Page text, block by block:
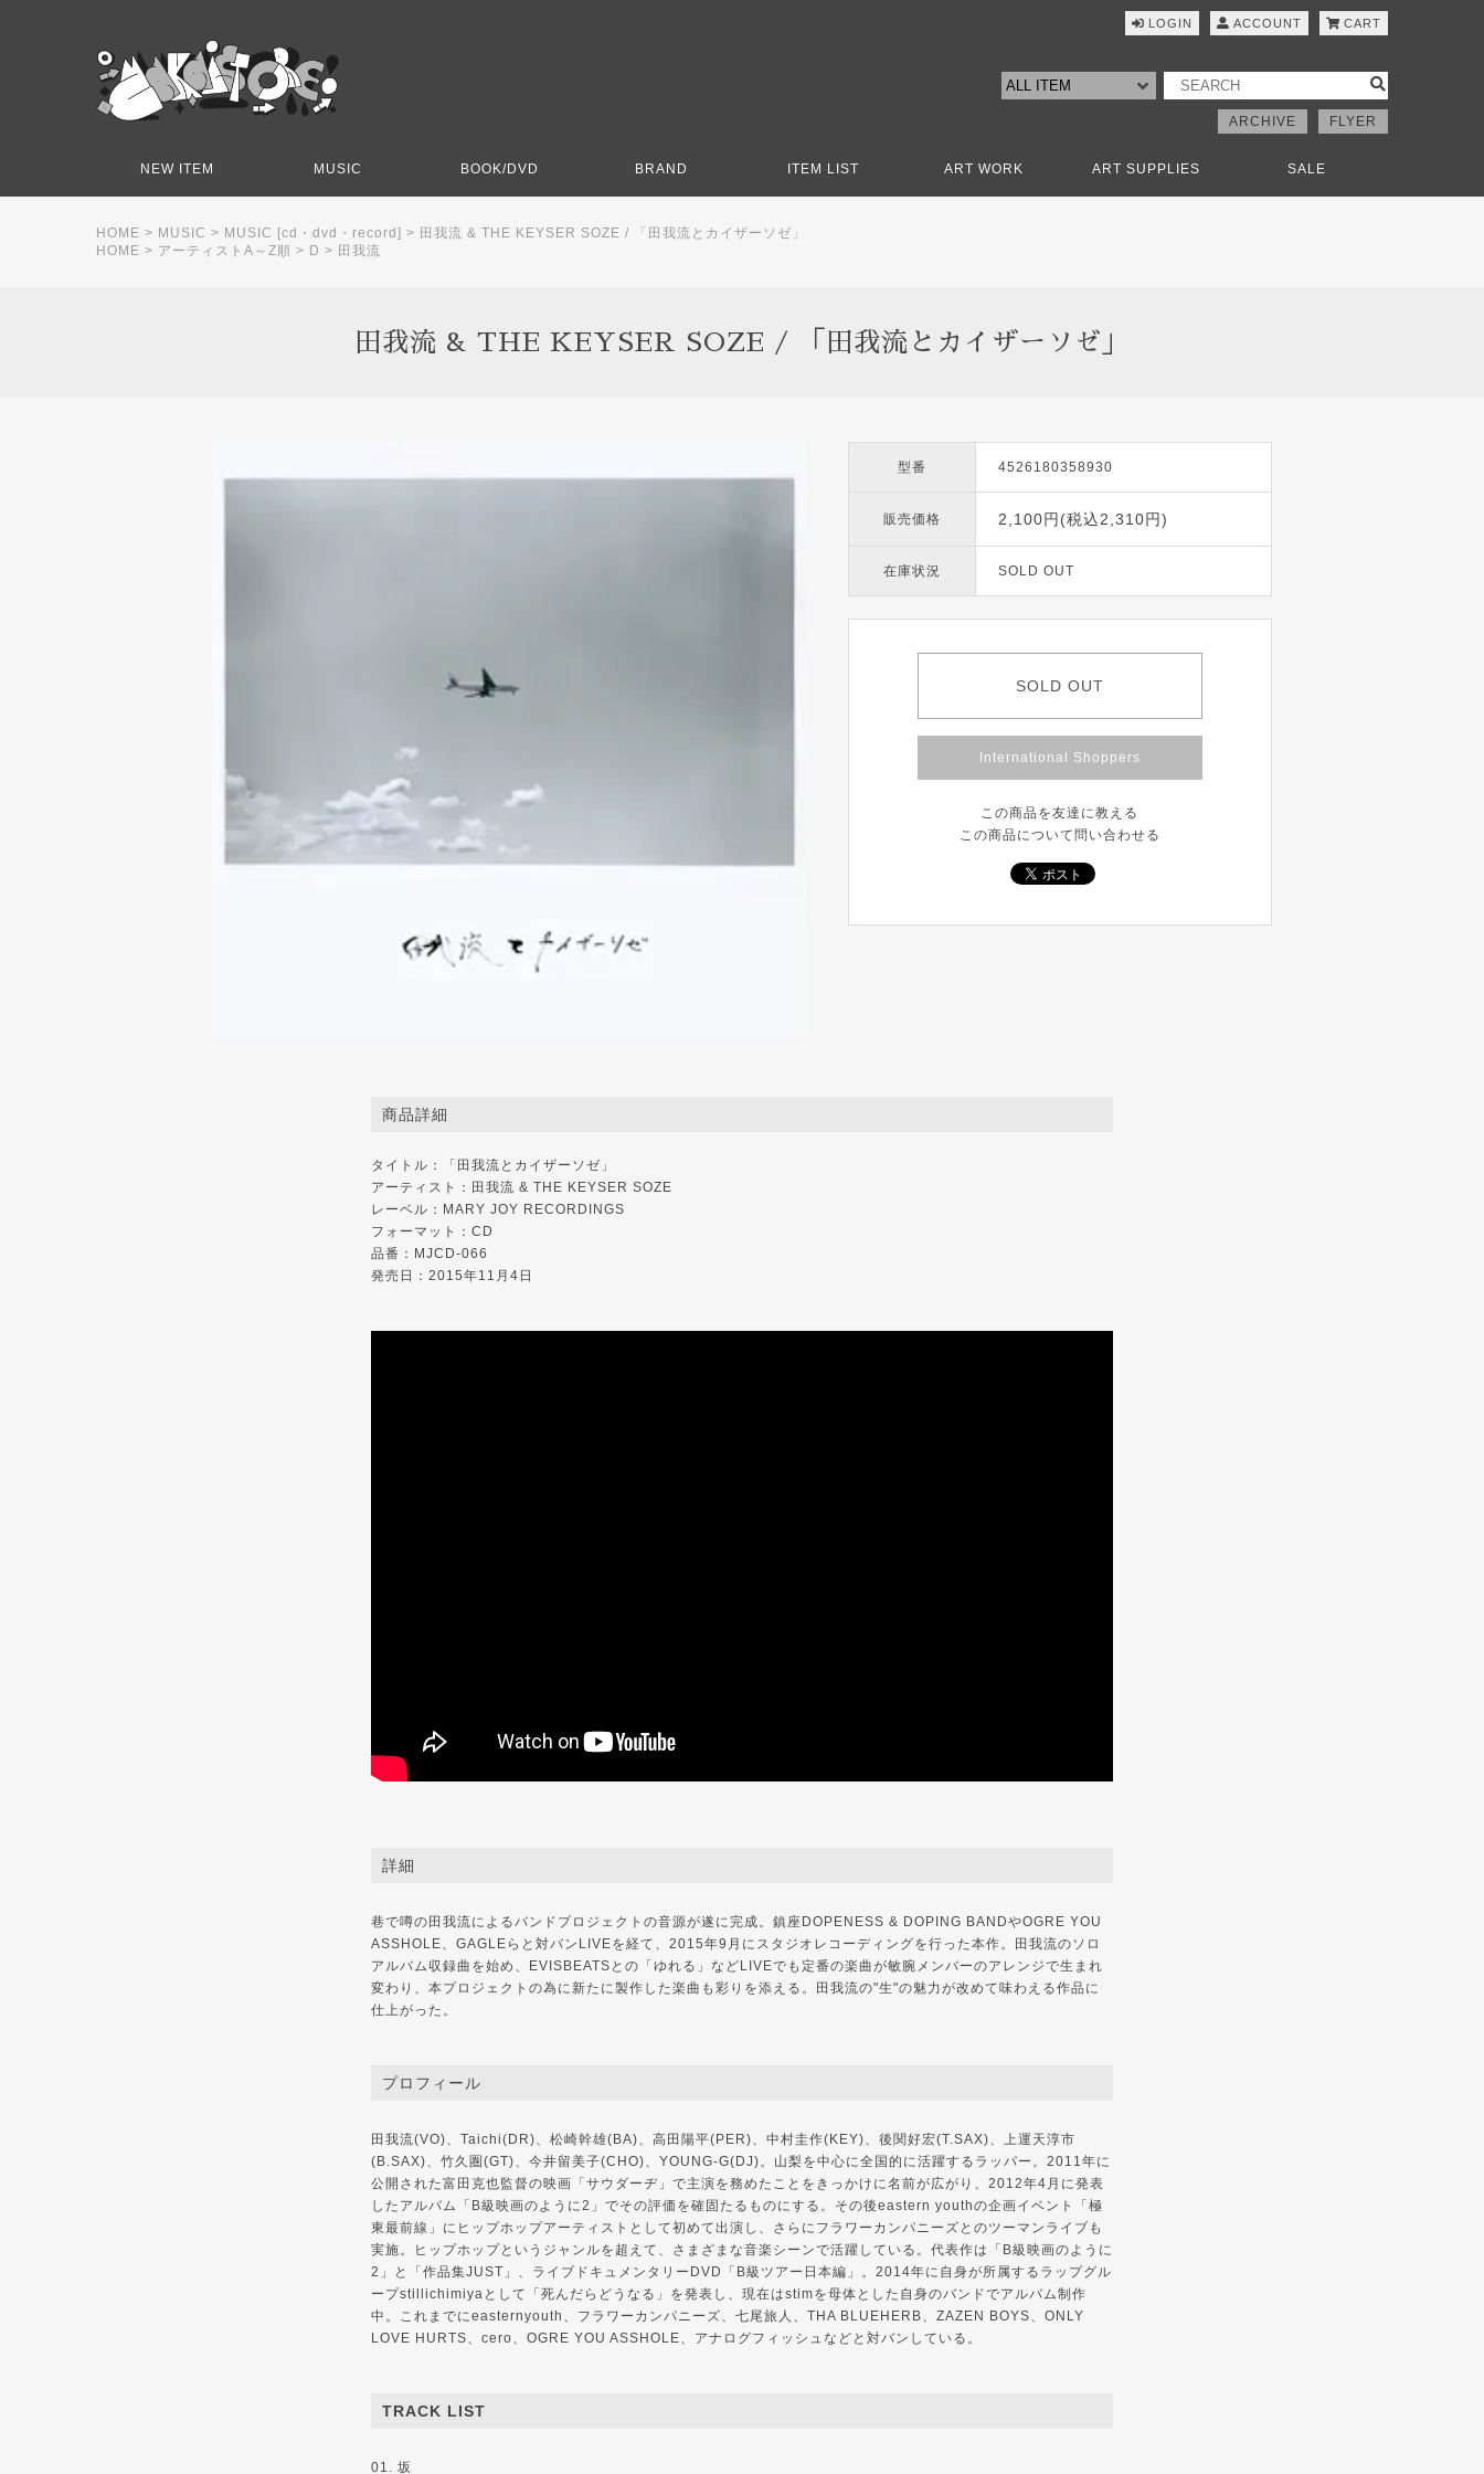
LOGIN ACCOUNT CART
ARCHIVE FLYER
NEW ITEM MUSIC BOOK/DVD BRAND ITEM LIST ART WORK ART SUPPLIES SALE
HOME > MUSIC > MUSIC [cd・dvd・record] > 田我流 & THE KEYSER SOZE / 「田我流とカイザーソゼ」
HOME > アーティストA～Z順 > D > 田我流
田我流 & THE KEYSER SOZE / 「田我流とカイザーソゼ」
商品詳細
タイトル：「田我流とカイザーソゼ」
アーティスト：田我流 & THE KEYSER SOZE
レーベル： MARY JOY RECORDINGS
フォーマット：CD
品番：MJCD-066
発売日：2015年11月4日
詳細
巷で噂の田我流によるバンドプロジェクトの音源が遂に完成。鎮座DOPENESS & DOPING BANDやOGRE YOU
ASSHOLE、GAGLEらと対バンLIVEを経て、2015年9月にスタジオレコーディングを行った本作。田我流のソロ
アルバム収録曲を始め、EVISBEATSとの「ゆれる」などLIVEでも定番の楽曲が敏腕メンバーのアレンジで生まれ
変わり、本プロジェクトの為に新たに製作した楽曲も彩りを添える。田我流の"生"の魅力が改めて味わえる作品に
仕上がった。
プロフィール
田我流(VO)、Taichi(DR)、松崎幹雄(BA)、高田陽平(PER)、中村圭作(KEY)、後関好宏(T.SAX)、上運天淳市
(B.SAX)、竹久圏(GT)、今井留美子(CHO)、YOUNG-G(DJ)。山梨を中心に全国的に活躍するラッパー。2011年に
公開された富田克也監督の映画「サウダーヂ」で主演を務めたことをきっかけに名前が広がり、2012年4月に発表
したアルバム「B級映画のように2」でその評価を確固たるものにする。その後eastern youthの企画イベント「極
東最前線」にヒップホップアーティストとして初めて出演し、さらにフラワーカンパニーズとのツーマンライブも
実施。ヒップホップというジャンルを超えて、さまざまな音楽シーンで活躍している。代表作は「B級映画のように
2」と「作品集JUST」、ライブドキュメンタリーDVD「B級ツアー日本編」。2014年に自身が所属するラップグル
ープstillichimiyaとして「死んだらどうなる」を発表し、現在はstimを母体とした自身のバンドでアルバム制作
中。これまでにeasternyouth、フラワーカンパニーズ、七尾旅人、THA BLUEHERB、ZAZEN BOYS、ONLY
LOVE HURTS、cero、OGRE YOU ASSHOLE、アナログフィッシュなどと対バンしている。
TRACK LIST
01. 坂
型番 4526180358930
販売価格 2,100円(税込2,310円)
在庫状況 SOLD OUT
SOLD OUT
International Shoppers
この商品を友達に教える
この商品について問い合わせる